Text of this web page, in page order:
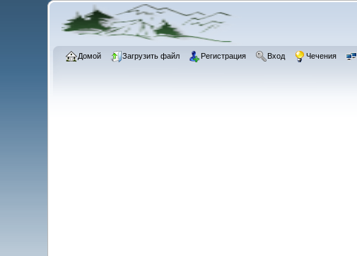
Домой Загрузить файл Регистрация Вход Чечения